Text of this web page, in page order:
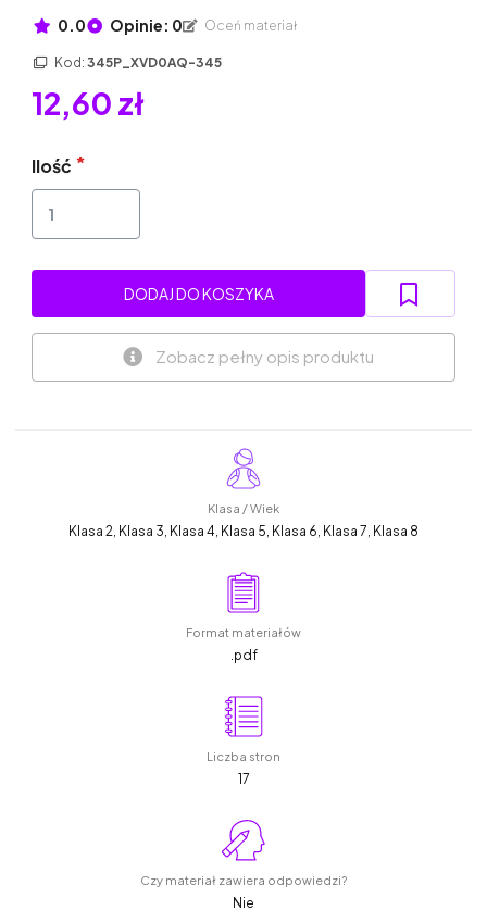
0.0 Opinie: 0 Oceń materiał
Kod: 345P_XVD0AQ-345
12,60 zł
Ilość
DODAJ DO KOSZYKA
Zobacz pełny opis produktu
Klasa / Wiek
Klasa 2, Klasa 3, Klasa 4, Klasa 5, Klasa 6, Klasa 7, Klasa 8
Format materiałów
.pdf
Liczba stron
17
Czy materiał zawiera odpowiedzi?
Nie